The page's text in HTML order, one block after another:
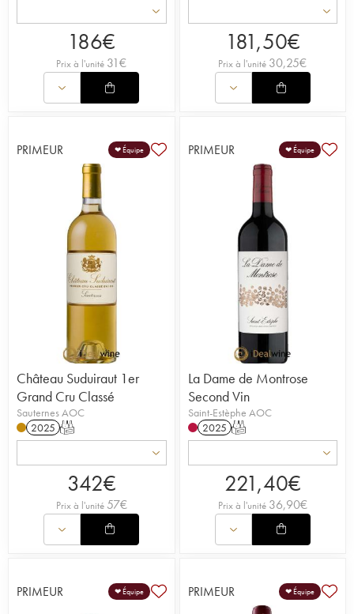
186€
Prix à l'unité 31€
181,50€
Prix à l'unité 30,25€
PRIMEUR ❤ Équipe
Château Suduiraut 1er
Grand Cru Classé
Sauternes AOC
2025 T
342€
Prix à l'unité 57€
PRIMEUR ❤ Équipe
La Dame de Montrose
Second Vin
Saint-Estèphe AOC
2025 T
221,40€
Prix à l'unité 36,90€
PRIMEUR ❤ Équipe PRIMEUR ❤ Équipe